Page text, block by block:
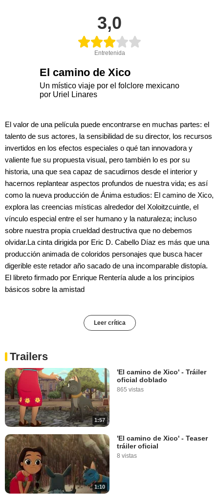
3,0
Entretenida
El camino de Xico
Un místico viaje por el folclore mexicano
por Uriel Linares
El valor de una película puede encontrarse en muchas partes: el
talento de sus actores, la sensibilidad de su director, los recursos
invertidos en los efectos especiales o qué tan innovadora y
valiente fue su propuesta visual, pero también lo es por su
historia, una que sea capaz de sacudirnos desde el interior y
hacernos replantear aspectos profundos de nuestra vida; es así
como la nueva producción de Ánima estudios: El camino de Xico,
explora las creencias místicas alrededor del Xoloitzcuintle, el
vínculo especial entre el ser humano y la naturaleza; incluso
sobre nuestra propia crueldad destructiva que no debemos
olvidar.La cinta dirigida por Eric D. Cabello Díaz es más que una
producción animada de coloridos personajes que busca hacer
digerible este retador año sacado de una incomparable distopía.
El libreto firmado por Enrique Rentería alude a los principios
básicos sobre la amistad
Leer crítica
Trailers
1:57
'El camino de Xico' - Tráiler
oficial doblado
865 vistas
1:10
'El camino de Xico' - Teaser
tráiler oficial
8 vistas